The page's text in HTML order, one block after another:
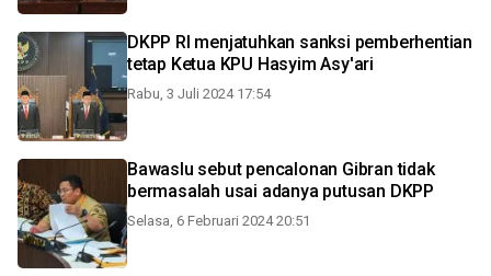
DKPP RI menjatuhkan sanksi pemberhentian
tetap Ketua KPU Hasyim Asy'ari
Rabu, 3 Juli 2024 17:54
Bawaslu sebut pencalonan Gibran tidak
bermasalah usai adanya putusan DKPP
Selasa, 6 Februari 2024 20:51